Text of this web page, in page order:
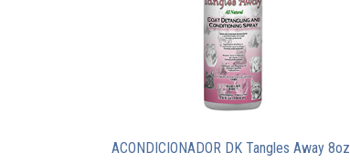
ACONDICIONADOR DK Tangles Away 8oz